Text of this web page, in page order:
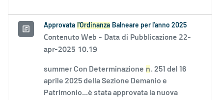
Approvata l'Ordinanza Balneare per l'anno 2025
Contenuto Web - Data di Pubblicazione 22-
apr-2025 10.19
summer Con Determinazione n. 251 del 16
aprile 2025 della Sezione Demanio e
Patrimonio...è stata approvata la nuova